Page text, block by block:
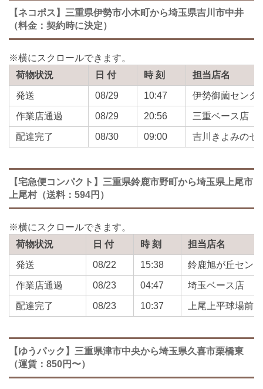
【ネコポス】三重県伊勢市小木町から埼玉県吉川市中井
（料金：契約時に決定）
荷物状況 日 付 時 刻 担当店名
発送 08/29 10:47 伊勢御薗センタ
作業店通過 08/29 20:56 三重ベース店
配達完了 08/30 09:00 吉川きよみのセ
【宅急便コンパクト】三重県鈴鹿市野町から埼玉県上尾市
上尾村（送料：594円）
荷物状況 日 付 時 刻 担当店名
発送 08/22 15:38 鈴鹿旭が丘セン
作業店通過 08/23 04:47 埼玉ベース店
配達完了 08/23 10:37 上尾上平球場前
【ゆうパック】三重県津市中央から埼玉県久喜市栗橋東
（運賃：850円〜）